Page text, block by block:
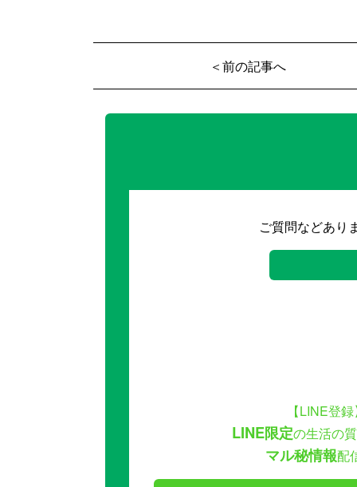
＜前の記事へ
ご質問などあり
【LINE登
LINE限定の生活の
マル秘情報配